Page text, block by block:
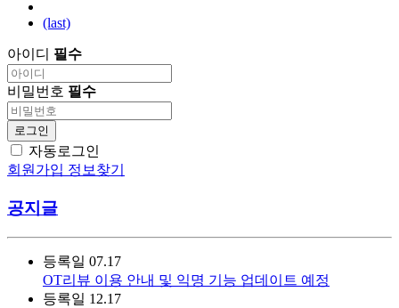
(last)
아이디 필수
비밀번호 필수
로그인
자동로그인
회원가입 정보찾기
공지글
등록일 07.17
OT리뷰 이용 안내 및 익명 기능 업데이트 예정
등록일 12.17